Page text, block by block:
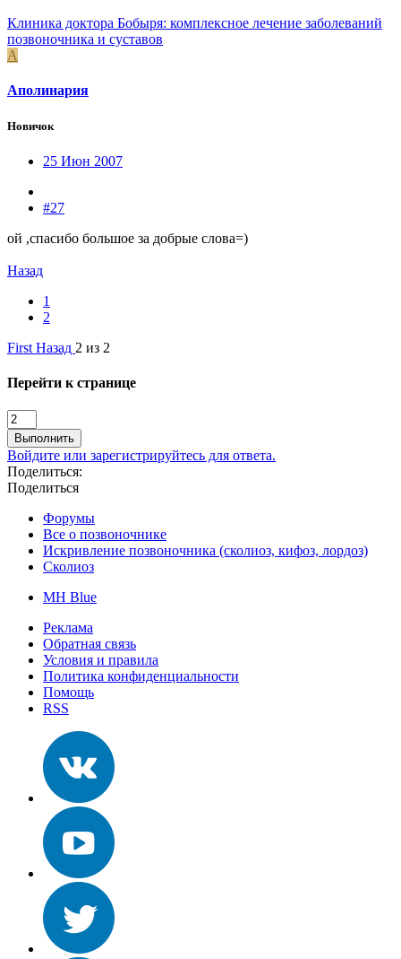
Клиника доктора Бобыря: комплексное лечение заболеваний
позвоночника и суставов
А
Аполинария
Новичок
25 Июн 2007
#27
ой ,спасибо большое за добрые слова=)
Назад
1
2
First Назад 2 из 2
Перейти к странице
Выполнить
Войдите или зарегистрируйтесь для ответа.
Поделиться:
Поделиться
Форумы
Все о позвоночнике
Искривление позвоночника (сколиоз, кифоз, лордоз)
Сколиоз
MH Blue
Реклама
Обратная связь
Условия и правила
Политика конфиденциальности
Помощь
RSS